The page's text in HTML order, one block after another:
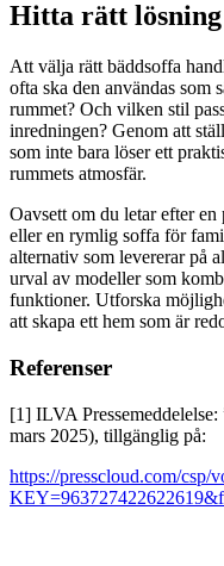
Hitta rätt
Att välja rätt bäddsoffa
ofta ska den användas som
rummet? Och vilken stil
inredningen? Genom att
som inte bara löser ett
rummets atmosfär.
Oavsett om du letar efter
eller en rymlig soffa för
alternativ som levererar på
urval av modeller som
funktioner. Utforska
att skapa ett hem som är
Referenser
[1] ILVA
mars 2025), tillgänglig på:
https://presscloud.com/csp/